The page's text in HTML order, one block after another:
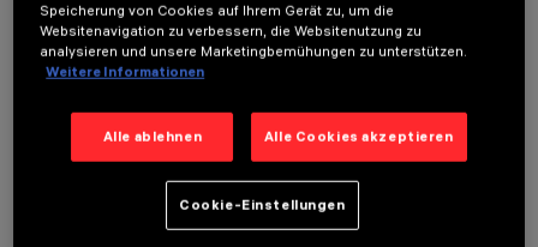
OPTIONALE KOMPONENTEN
Speicherung von Cookies auf Ihrem Gerät zu, um die
Websitenavigation zu verbessern, die Websitenutzung zu
analysieren und unsere Marketingbemühungen zu unterstützen.
Weitere Informationen
Alle ablehnen Alle Cookies akzeptieren
Cookie-Einstellungen